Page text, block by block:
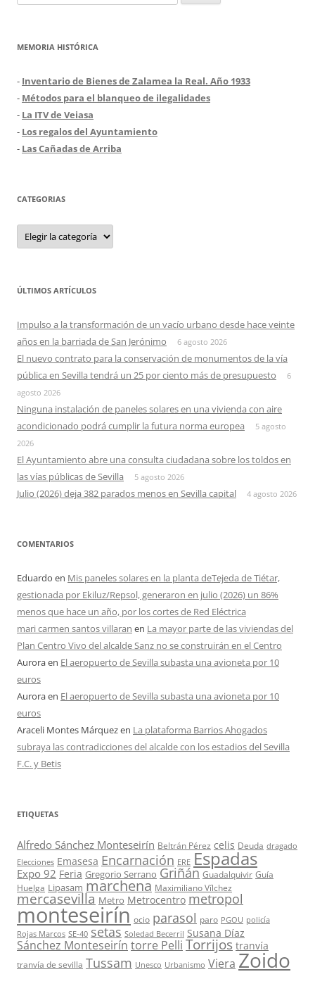
MEMORIA HISTÓRICA
- Inventario de Bienes de Zalamea la Real. Año 1933
- Métodos para el blanqueo de ilegalidades
- La ITV de Veiasa
- Los regalos del Ayuntamiento
- Las Cañadas de Arriba
CATEGORIAS
Categorias
ÚLTIMOS ARTÍCULOS
Impulso a la transformación de un vacío urbano desde hace veinte
años en la barriada de San Jerónimo
6 agosto 2026
El nuevo contrato para la conservación de monumentos de la vía
pública en Sevilla tendrá un 25 por ciento más de presupuesto
6
agosto 2026
Ninguna instalación de paneles solares en una vivienda con aire
acondicionado podrá cumplir la futura norma europea
5 agosto
2026
El Ayuntamiento abre una consulta ciudadana sobre los toldos en
las vías públicas de Sevilla
5 agosto 2026
Julio (2026) deja 382 parados menos en Sevilla capital 4 agosto 2026
COMENTARIOS
Eduardo en Mis paneles solares en la planta deTejeda de Tiétar,
gestionada por Ekiluz/Repsol, generaron en julio (2026) un 86%
menos que hace un año, por los cortes de Red Eléctrica
mari carmen santos villaran en La mayor parte de las viviendas del
Plan Centro Vivo del alcalde Sanz no se construirán en el Centro
Auroraen El aeropuerto de Sevilla subasta una avioneta por 10
euros
Auroraen El aeropuerto de Sevilla subasta una avioneta por 10
euros
Araceli Montes Márquezen La plataforma Barrios Ahogados
subraya las contradicciones del alcalde con los estadios del Sevilla
F.C. y Betis
ETIQUETAS
Alfredo Sánchez Monteseirín Beltrán Pérez celis Deuda dragado
Elecciones Emasesa Encarnación ERE Espadas
Expo 92 Feria Gregorio Serrano Griñán Guadalquivir Guía
Huelga Lipasam marchena Maximiliano Vílchez
mercasevilla Metro Metrocentro metropol
monteseirín ocio parasol paro PGOU policía
Rojas Marcos SE-40 setas Soledad Becerril Susana Díaz
Sánchez Monteseirín torre Pelli Torrijos tranvía
tranvía de sevilla Tussam Unesco Urbanismo Viera Zoido